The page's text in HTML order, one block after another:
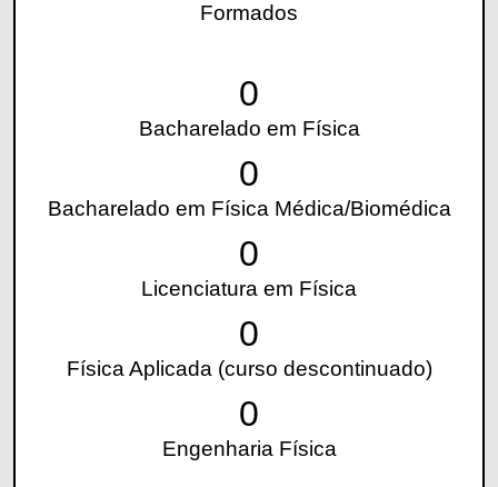
Formados
0
Bacharelado em Física
0
Bacharelado em Física Médica/Biomédica
0
Licenciatura em Física
0
Física Aplicada (curso descontinuado)
0
Engenharia Física